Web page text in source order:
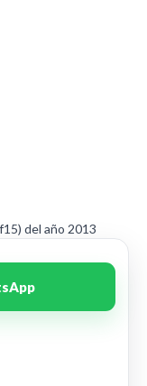
del año 2013